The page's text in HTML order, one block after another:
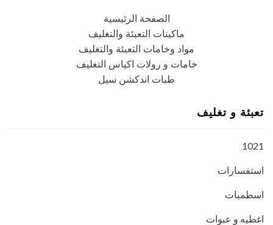
الصفحة الرئيسية
ماكينات التعبئة والتغليف
مواد وخامات التعبئة والتغليف
خامات و رولات اكياس التغليف
طبات اندكشن سيل
تعبئة و تغليف
1021
استفسارات
اسطمبات
اغطيه و عبوات